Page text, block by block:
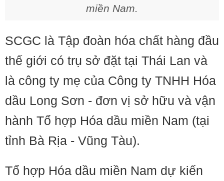
miền Nam.
SCGC là Tập đoàn hóa chất hàng đầu
thế giới có trụ sở đặt tại Thái Lan và
là công ty mẹ của Công ty TNHH Hóa
dầu Long Sơn - đơn vị sở hữu và vận
hành Tổ hợp Hóa dầu miền Nam (tại
tỉnh Bà Rịa - Vũng Tàu).
Tổ hợp Hóa dầu miền Nam dự kiến